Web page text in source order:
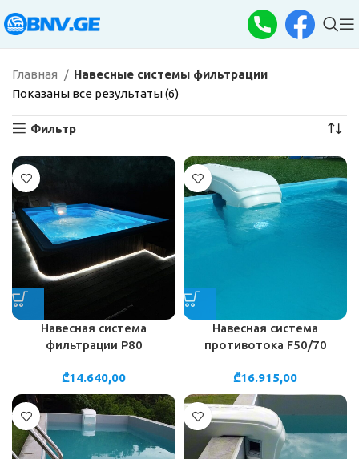
Главная
Навесные системы фильтрации
Показаны все результаты (6)
Фильтр
Навесная система
фильтрации P80
₾14.640,00
Навесная система
противотока F50/70
₾16.915,00